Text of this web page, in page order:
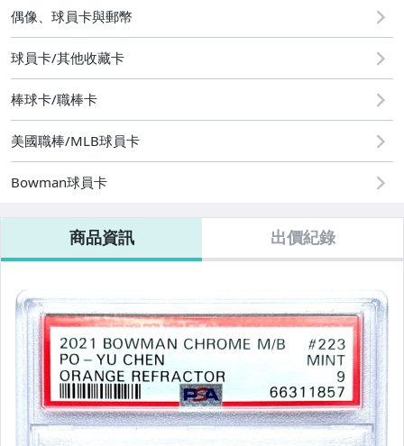
玩具、模型與公仔
偶像、球員卡與郵幣
球員卡/其他收藏卡
棒球卡/職棒卡
美國職棒/MLB球員卡
Bowman球員卡
商品資訊 出價紀錄